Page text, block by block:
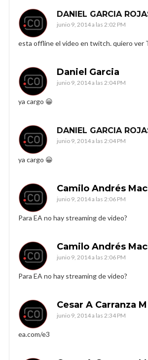
DANIEL GARCIA
junio 9, 2014 a las 2:02 PM
esta offline el video en twitch. quiero ver
Daniel Garcia
junio 9, 2014 a las 2:04 PM
ya cargo 😀
DANIEL GARCIA
junio 9, 2014 a las 2:04 PM
ya cargo 😀
Camilo Andrés
junio 9, 2014 a las 2:06 PM
Para EA no hay streaming de video?
Camilo Andrés
junio 9, 2014 a las 2:06 PM
Para EA no hay streaming de video?
Cesar A Carranza M
junio 9, 2014 a las 2:34 PM
ea.com/e3